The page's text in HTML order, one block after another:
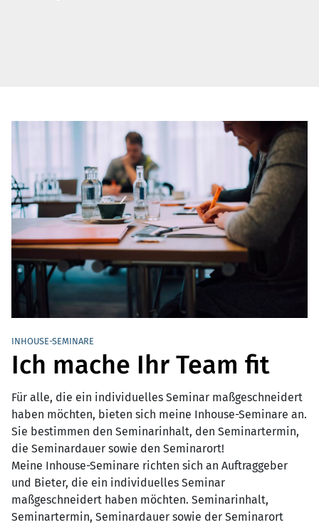
INHOUSE-SEMINARE
Ich mache Ihr Team fit
Für alle, die ein individuelles Seminar maßgeschneidert
haben möchten, bieten sich meine Inhouse-Seminare an.
Sie bestimmen den Seminarinhalt, den Seminartermin,
die Seminardauer sowie den Seminarort!
Meine Inhouse-Seminare richten sich an Auftraggeber
und Bieter, die ein individuelles Seminar
maßgeschneidert haben möchten. Seminarinhalt,
Seminartermin, Seminardauer sowie der Seminarort